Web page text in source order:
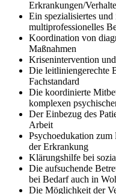
Erkrankungen/
Ein spezialisiertes
multiprofessionelles
Koordination von
Maßnahmen
Krisenintervention
Die leitliniengerechte
Fachstandard
Die koordinierte
komplexen
Der Einbezug des
Arbeit
Psychoedukation zum
der Erkrankung
Klärungshilfe bei
Die aufsuchende
bei Bedarf auch in
Die Möglichkeit der